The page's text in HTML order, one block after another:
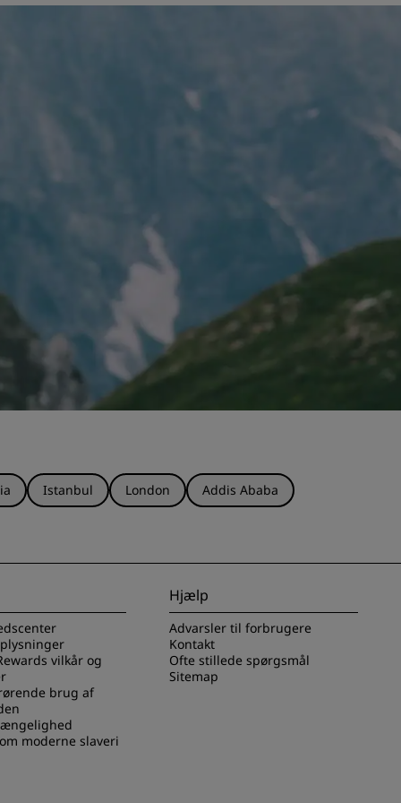
Istanbul London
Addis Ababa
vilkår og
brug af
moderne slaveri
Hjælp
Advarsler til forbrugere
Kontakt
Ofte stillede spørgsmål
Sitemap